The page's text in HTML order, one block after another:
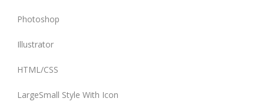
Photoshop
Illustrator
HTML/CSS
LargeSmall Style With Icon